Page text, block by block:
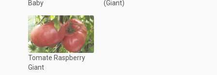
Baby
(Giant)
Tomate Raspberry
Giant